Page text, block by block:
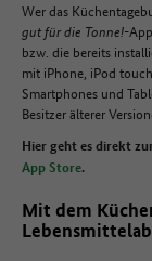
Wer das
gut für die Tonne!-
bzw. die bereits
mit iPhone, iPod
Smartphones und
Besitzer älterer
Hier geht es direkt
App Store.
Mit dem